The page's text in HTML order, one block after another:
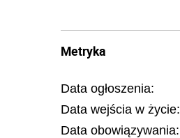
Metryka
Data ogłoszenia:
Data wejścia w życie:
Data obowiązywania: